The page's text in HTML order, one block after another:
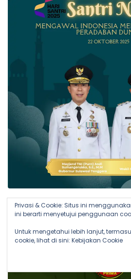
Privasi & Cookie: Situs ini
ini berarti menyetujui penggunaan
Untuk mengetahui lebih lanjut,
cookie, lihat di sini: Kebijakan Cookie